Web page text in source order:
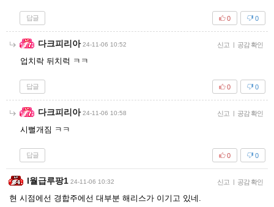
답글 0
0
다크피리아 24-11-06 10:52 신고 공감 확인
업치락 뒤치럭 ㅋㅋ
답글 0
0
다크피리아 24-11-06 10:58 신고 공감 확인
시뻘개짐 ㅋㅋ
답글 0
0
I월급루팡1 24-11-06 10:32 신고 공감 확인
현 시점에선 경합주에선 대부분 해리스가 이기고 있네.